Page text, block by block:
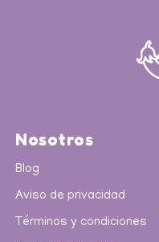
Nosotros
Blog
Aviso de privacidad
Términos y condiciones